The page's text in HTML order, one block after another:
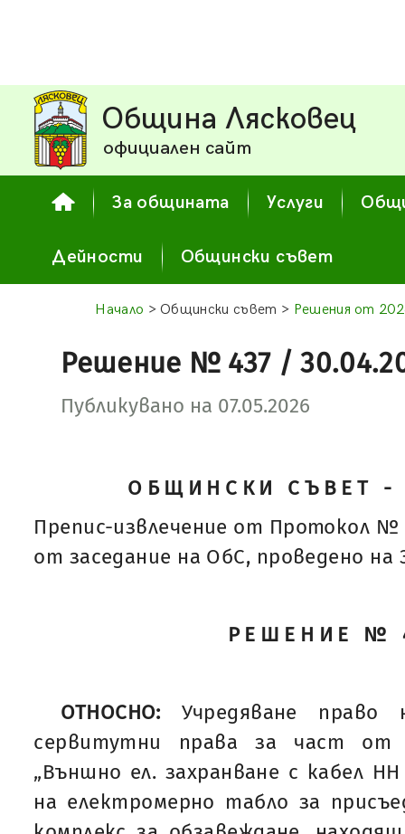
Община Лясковец
официален сайт
За общината Услуги
Дейности Общински съвет
Начало > Общински съвет > Решения от
Решение № 437 /
Публикувано на 07.05.2026
ОБЩИНСКИ СЪВЕТ -
Препис-извлечение от Протокол №
от заседание на ОбС, проведено на
РЕШЕНИЕ №
ОТНОСНО:Учредяване
сервитутни права за част
„Външно ел. захранване с кабел
на електромерно табло за